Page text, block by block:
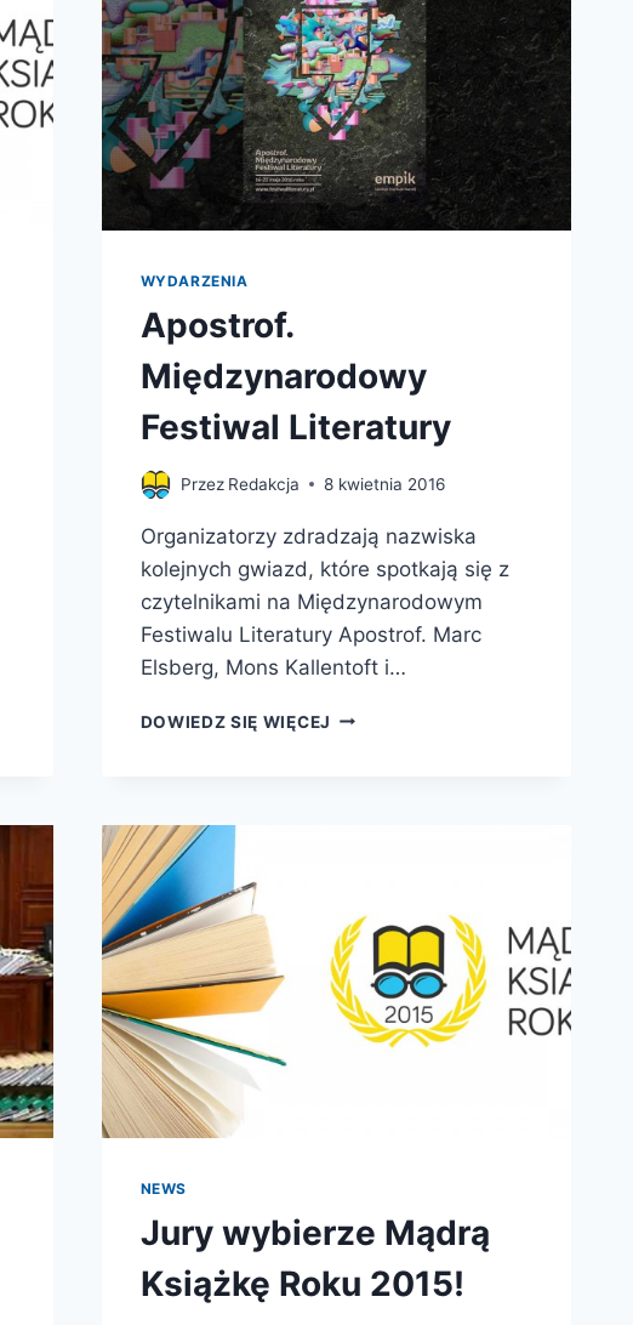
WYDARZENIA
Apostrof.
Międzynarodowy
Festiwal Literatury
Przez Redakcja 8 kwietnia 2016
Organizatorzy zdradzają nazwiska
kolejnych gwiazd, które spotkają się z
czytelnikami na Międzynarodowym
Festiwalu Literatury Apostrof. Marc
Elsberg, Mons Kallentoft i…
DOWIEDZ SIĘ WIĘCEJ APOSTROF.
NEWS
Jury wybierze Mądrą
Książkę Roku 2015!